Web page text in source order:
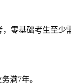
零基础考生至少
满7年。